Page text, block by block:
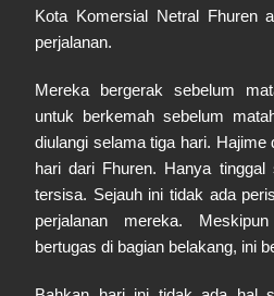
Kota Komersial Netral Fhuren
perjalanan.
Mereka bergerak sebelum
untuk berkemah sebelum
diulangi selama tiga hari. Hajime
hari dari Fhuren. Hanya tinggal
tersisa. Sejauh ini tidak ada
perjalanan mereka.
bertugas di bagian belakang, ini